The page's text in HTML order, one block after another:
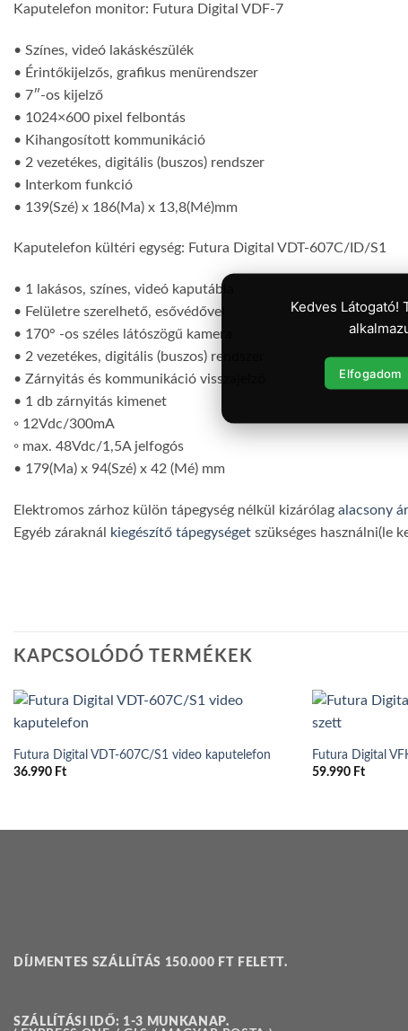
Kaputelefon monitor: Futura Digital VDF-7
• Színes, videó lakáskészülék
• Érintőkijelzős, grafikus menürendszer
• 7″-os kijelző
• 1024×600 pixel felbontás
• Kihangosított kommunikáció
• 2 vezetékes, digitális (buszos) rendszer
• Interkom funkció
• 139(Szé) x 186(Ma) x 13,8(Mé)mm
Kaputelefon kültéri egység: Futura Digital VDT-607C/ID/S1
• 1 lakásos, színes, videó kaputábla
• Felületre szerelhető, esővédővel
• 170° -os széles látószögű kamera
• 2 vezetékes, digitális (buszos) rendszer
• Zárnyitás és kommunikáció visszajelző
• 1 db zárnyitás kimenet
◦ 12Vdc/300mA
◦ max. 48Vdc/1,5A jelfogós
• 179(Ma) x 94(Szé) x 42 (Mé) mm
Elektromos zárhoz külön tápegység nélkül kizárólag alacsony
Egyéb záraknál
kiegészítő tápegységet szükséges használni(le
KAPCSOLÓDÓ TERMÉKEK
Futura Digital VDT-607C/S1 video kaputelefon
36.990 Ft
Futura Digital
59.990 Ft
DÍJMENTES SZÁLLÍTÁS 150.000 FT FELETT.
SZÁLLÍTÁSI IDŐ: 1-3 MUNKANAP.
Kedves Látogató!
Elfogadom